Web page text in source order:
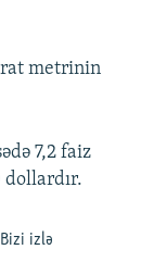
metrinin
7,2 faiz
dollardır.
Bizi izlə